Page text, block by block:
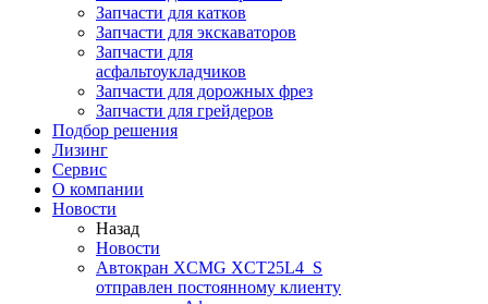
Запчасти для катков
Запчасти для экскаваторов
Запчасти для
асфальтоукладчиков
Запчасти для дорожных фрез
Запчасти для грейдеров
Подбор решения
Лизинг
Сервис
О компании
Новости
Назад
Новости
Автокран XCMG XCT25L4_S
отправлен постоянному клиенту